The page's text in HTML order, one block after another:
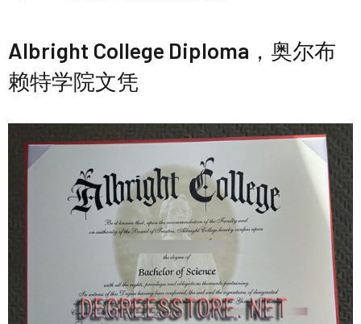
Albright College Diploma，奥尔布
赖特学院文凭